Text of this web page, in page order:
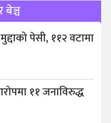
बेञ्च
पेसी, ११२ वटामा
११ जनाविरुद्ध